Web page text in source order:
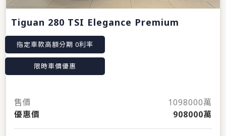
Tiguan 280 TSI Elegance Premium
指定車款高額分期 0利率
限時車價優惠
售價
1098000萬
優惠價
908000萬